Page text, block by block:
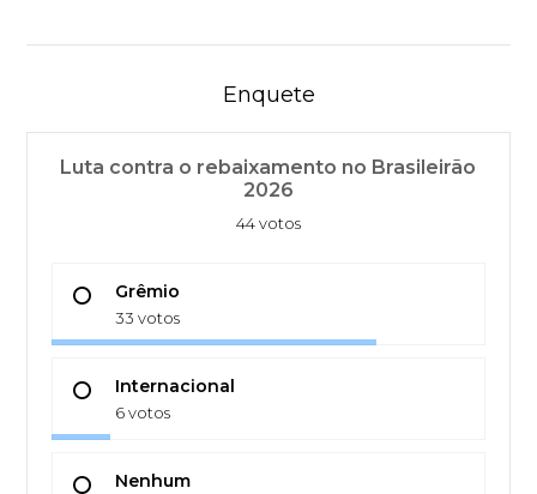
Enquete
Luta contra o rebaixamento no Brasileirão
2026
44 votos
Grêmio
33 votos
Internacional
6 votos
Nenhum